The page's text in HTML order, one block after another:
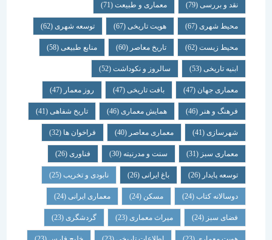
نقد و بررسی (79) معماری و طبیعت (71)
محیط شهری(67) هویت تاریخی(67) توسعه شهری(62)
محیط زیست(62) تاریخ معاصر(60) منابع طبیعی(58)
ابنیه تاریخی(53) سالروز و نکوداشت(52)
معماری جهان (47) بافت تاریخی(47) روز معمار(47)
فرهنگ و هنر(46) همایش معماری (46) تاریخ شفاهی (41)
شهرسازی(41) معماری معاصر(40) فراخوان ها (32)
معماری سبز(31) سنت و مدرنیته(30) فناوری (26)
توسعه پایدار(26) باغ ایرانی(26) نابودی و تخریب(25)
دوسالانه کتاب(24) مسکن (24) معماری ایرانی(24)
فضای سبز(24) میراث معماری (23) گردشگری (23)